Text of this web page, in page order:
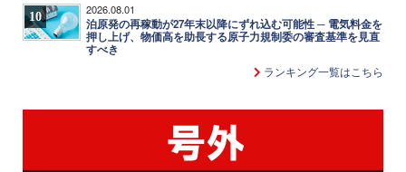
10 2026.08.01
泊原発の再稼動が27年末以降にずれ込む可能性 ─ 電気料金を
押し上げ、物価高を助長する原子力規制委の審査基準を見直
すべき
ランキング一覧はこちら